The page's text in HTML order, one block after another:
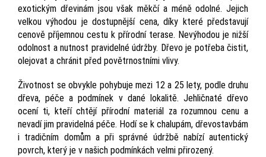
exotickým dřevinám jsou však měkčí a méně odolné. Jejich
velkou výhodou je dostupnější cena, díky které představují
cenově příjemnou cestu k přírodní terase. Nevýhodou je nižší
odolnost a nutnost pravidelné údržby. Dřevo je potřeba čistit,
olejovat a chránit před povětrnostními vlivy.
Životnost se obvykle pohybuje mezi 12 a 25 lety, podle druhu
dřeva, péče a podmínek v dané lokalitě. Jehličnaté dřevo
ocení ti, kteří chtějí přírodní materiál za rozumnou cenu a
nevadí jim pravidelná péče. Hodí se k chalupám, dřevostavbám
i tradičním domům a při správné údržbě nabízí autentický
povrch, který je v našich podmínkách velmi přirozený.